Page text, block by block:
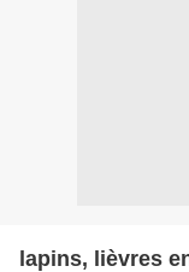
lapins, lièvres